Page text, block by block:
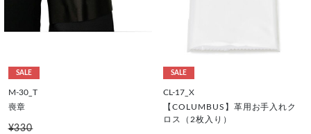
SALE
M-30_T
喪章
¥330
SALE
CL-17_X
【COLUMBUS】革用お手入れク
ロス（2枚入り）